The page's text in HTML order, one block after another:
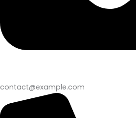
contact@example.com